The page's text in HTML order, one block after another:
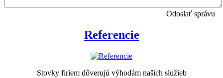
Odoslať správu
Referencie
Stovky firiem dôverujú výhodám našich služieb